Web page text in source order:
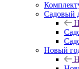
Садовый
Новый